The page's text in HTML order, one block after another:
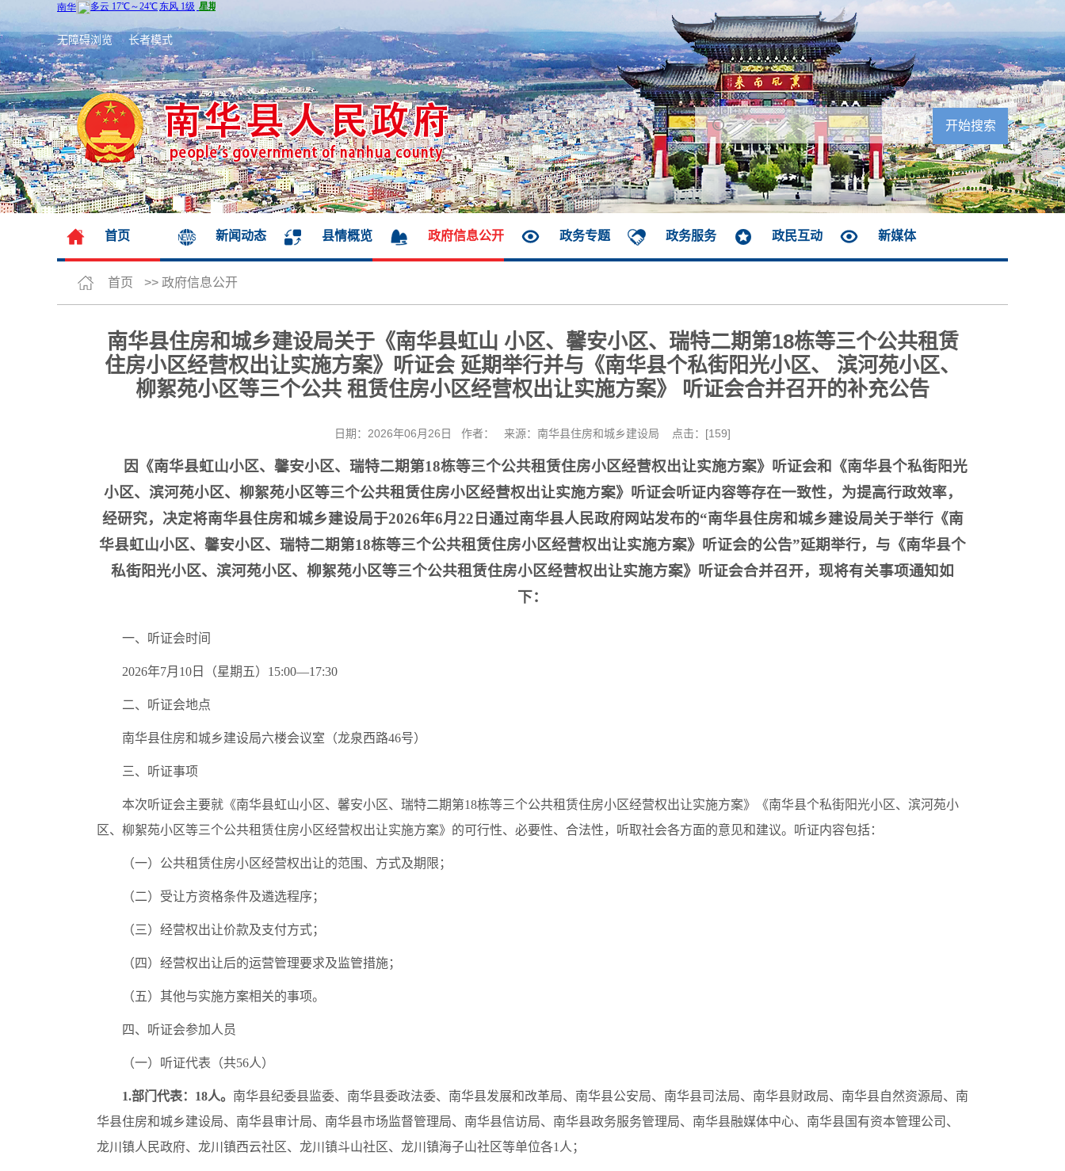
无障碍浏览 长者模式
首页 新闻动态 县情概览 政府信息公开 政务专题 政务服务 政民互动 新媒体
首页 >> 政府信息公开
南华县住房和城乡建设局关于《南华县虹山 小区、馨安小区、瑞特二期第18栋等三个公共租赁
住房小区经营权出让实施方案》听证会 延期举行并与《南华县个私街阳光小区、 滨河苑小区、
柳絮苑小区等三个公共 租赁住房小区经营权出让实施方案》 听证会合并召开的补充公告
日期：2026年06月26日 作者： 来源：南华县住房和城乡建设局 点击：[159]
因《南华县虹山小区、馨安小区、瑞特二期第18栋等三个公共租赁住房小区经营权出让实施方案》听证会和《南华县个私街阳光
小区、滨河苑小区、柳絮苑小区等三个公共租赁住房小区经营权出让实施方案》听证会听证内容等存在一致性，为提高行政效率，
经研究，决定将南华县住房和城乡建设局于2026年6月22日通过南华县人民政府网站发布的“南华县住房和城乡建设局关于举行《南
华县虹山小区、馨安小区、瑞特二期第18栋等三个公共租赁住房小区经营权出让实施方案》听证会的公告”延期举行，与《南华县个
私街阳光小区、滨河苑小区、柳絮苑小区等三个公共租赁住房小区经营权出让实施方案》听证会合并召开，现将有关事项通知如
下：
一、听证会时间
2026年7月10日（星期五）15:00—17:30
二、听证会地点
南华县住房和城乡建设局六楼会议室（龙泉西路46号）
三、听证事项
本次听证会主要就《南华县虹山小区、馨安小区、瑞特二期第18栋等三个公共租赁住房小区经营权出让实施方案》《南华县个私街阳光小区、滨河苑小
区、柳絮苑小区等三个公共租赁住房小区经营权出让实施方案》的可行性、必要性、合法性，听取社会各方面的意见和建议。听证内容包括：
（一）公共租赁住房小区经营权出让的范围、方式及期限；
（二）受让方资格条件及遴选程序；
（三）经营权出让价款及支付方式；
（四）经营权出让后的运营管理要求及监管措施；
（五）其他与实施方案相关的事项。
四、听证会参加人员
（一）听证代表（共56人）
1.部门代表： 18人。 南华县纪委县监委、南华县委政法委、南华县发展和改革局、南华县公安局、南华县司法局、南华县财政局、南华县自然资源局、南
华县住房和城乡建设局、南华县审计局、南华县市场监督管理局、南华县信访局、南华县政务服务管理局、南华县融媒体中心、南华县国有资本管理公司、
龙川镇人民政府、龙川镇西云社区、龙川镇斗山社区、龙川镇海子山社区等单位各1人；